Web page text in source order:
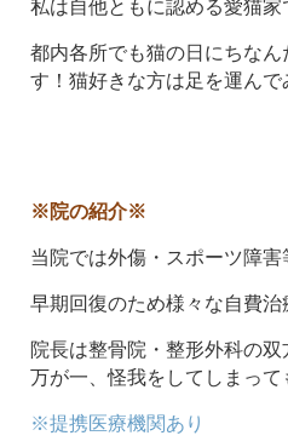
私は自他ともに認める愛猫家
都内各所でも猫の日にちな
す！猫好きな方は足を運ん
※院の紹介※
当院では外傷・スポーツ障
早期回復のため様々な自費治
院長は整骨院・整形外科の
万が一、怪我をしてしまっ
※提携医療機関あり